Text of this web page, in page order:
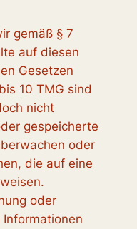
gemäß § 7
auf diesen
Gesetzen
10 TMG sind
nicht
gespeicherte
oder
die auf eine
oder